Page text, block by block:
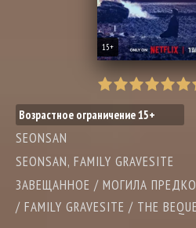
15+
Возрастное ограничение 15+
SEONSAN
SEONSAN, FAMILY GRAVESITE
ЗАВЕЩАННОЕ / МОГИЛА
/ FAMILY GRAVESITE / THE